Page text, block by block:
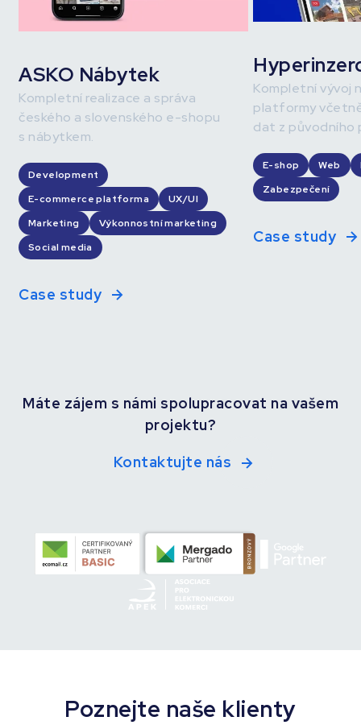
ASKO Nábytek
Kompletní realizace a správa
českého a slovenského e-shopu
s nábytkem.
Development
E-commerce platforma
UX/UI
Marketing
Výkonnostní marketing
Social media
Case study
Kompletní vývoj
platformy
dat z původního
E-shop Web
Zabezpečení
Case study
Máte zájem s námi spolupracovat na vašem
projektu?
Kontaktujte nás
Poznejte naše klienty